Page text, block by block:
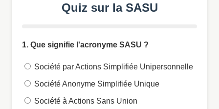
Quiz sur la SASU
1. Que signifie l'acronyme SASU ?
Société par Actions Simplifiée Unipersonnelle
Société Anonyme Simplifiée Unique
Société à Actions Sans Union